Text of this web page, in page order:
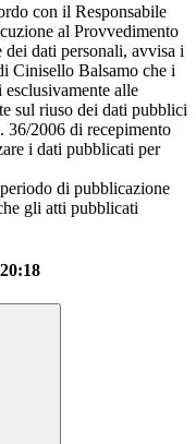
con il Responsabile
al Provvedimento
dati personali, avvisa i
Cinisello Balsamo che i
alle
sul riuso dei dati pubblici
36/2006 di recepimento
i dati pubblicati per
di pubblicazione
gli atti pubblicati